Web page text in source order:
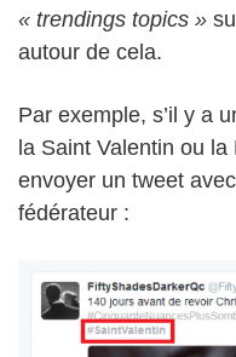
« trendings topics »
autour de cela.
Par exemple, s’il y a
la Saint Valentin ou
envoyer un tweet
fédérateur :